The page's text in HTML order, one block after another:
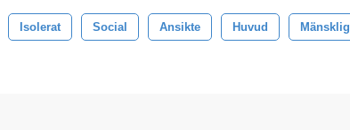
Isolerat Social Ansikte Huvud Mänsklig